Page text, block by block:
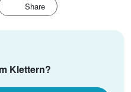
Share
Klettern?